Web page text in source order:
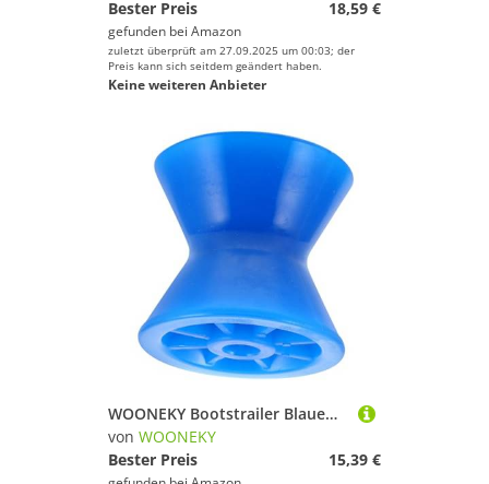
Bester Preis
18,59 €
gefunden bei Amazon
zuletzt überprüft am 27.09.2025 um 00:03; der
Preis kann sich seitdem geändert haben.
Keine weiteren Anbieter
WOONEKY Bootstrailer Blauem PU Elastischer Kielrollen-Schutz für Reibungsloses Schonendes Boots Kajakladen Trailer-zubehör für Effizientes Manövrieren und Einfache Handhabung
von WOONEKY
Bester Preis
15,39 €